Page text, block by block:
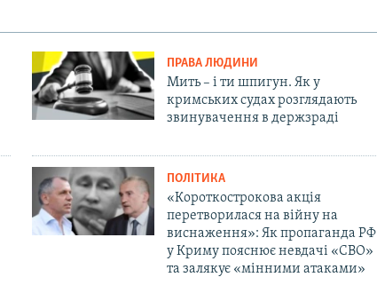
ПРАВА ЛЮДИНИ
Мить – і ти шпигун. Як у
кримських судах розглядають
звинувачення в держзраді
ПОЛІТИКА
«Короткострокова акція
перетворилася на війну на
виснаження»: Як пропаганда РФ
у Криму пояснює невдачі «СВО»
та залякує «мінними атаками»